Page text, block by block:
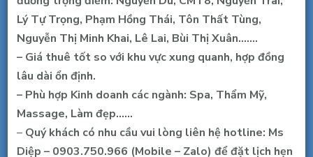
spa,
thẩm
mỹ…
Lý Tự Trọng, Phạm Hồng Thái, Tôn Thất Tùng,
Nguyễn Thị Minh Khai, Lê Lai, Bùi Thị Xuân…….
– Giá thuê tốt so với khu vực xung quanh, hợp đồng
lâu dài ổn định.
– Phù hợp Kinh doanh các ngành: Spa, Thẩm Mỹ,
Massage, Làm đẹp……
– Quý khách có nhu cầu vui lòng liên hệ hotline: Ms
Diệp – 0903.750.966 (Mobile – Zalo) để đặt lịch hẹn